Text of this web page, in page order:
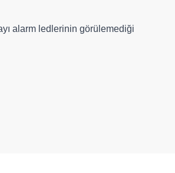
alarm ledlerinin görülemediği